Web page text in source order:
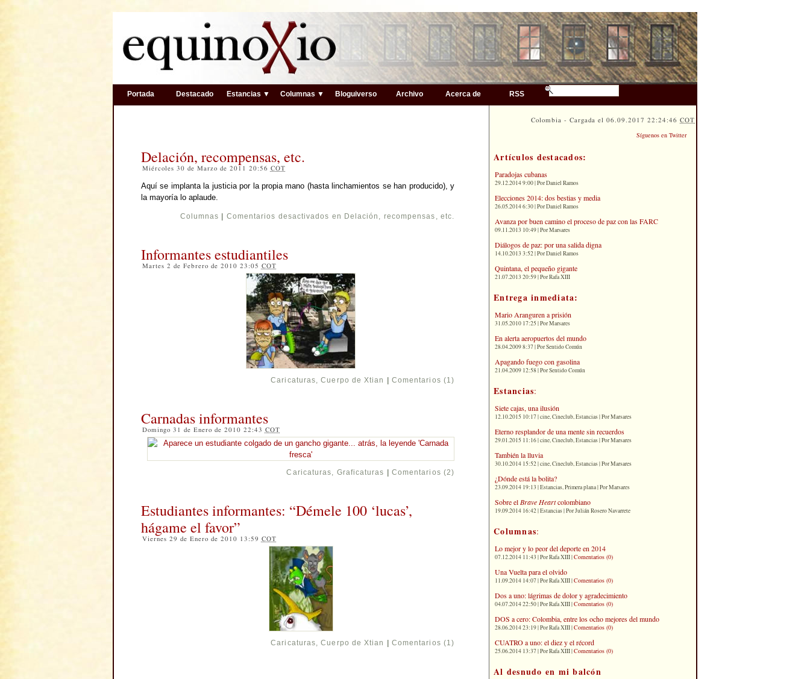
Portada Destacado Estancias ▼ Columnas ▼ Bloguiverso Archivo Acerca de RSS
Colombia - Cargada el 06.09.2017 22:24:46COT
Delación, recompensas, etc.
Miércoles 30 de Marzo de 2011 20:56 COT
Aquí se implanta la justicia por la propia mano (hasta linchamientos se han producido), y
la mayoría lo aplaude.
Columnas Comentarios desactivados en Delación, recompensas, etc.
Informantes estudiantiles
Martes 2 de Febrero de 2010 23:05 COT
Caricaturas,Cuerpo de Xtian Comentarios (1)
Carnadas informantes
Domingo 31 de Enero de 2010 22:43 COT
Caricaturas, Graficaturas Comentarios (2)
Estudiantes informantes: “Démele 100 ‘lucas’,
hágame el favor”
Viernes 29 de Enero de 2010 13:59 COT
Caricaturas,Cuerpo de Xtian Comentarios (1)
Síguenos en Twitter
Artículos destacados:
Paradojas cubanas
29.12.2014 9:00 | Por Daniel Ramos
Elecciones 2014: dos bestias y media
26.05.2014 6:30 | Por Daniel Ramos
Avanza por buen camino el proceso de paz con las FARC
09.11.2013 10:49 | Por Marsares
Diálogos de paz: por una salida digna
14.10.2013 3:52 | Por Daniel Ramos
Quintana, el pequeño gigante
21.07.2013 20:59 | Por Rafa XIII
Entrega inmediata:
Mario Aranguren a prisión
31.05.2010 17:25 | Por Marsares
En alerta aeropuertos del mundo
28.04.2009 8:37 | Por Sentido Común
Apagando fuego con gasolina
21.04.2009 12:58 | Por Sentido Común
Estancias:
Siete cajas, una ilusión
12.10.2015 10:17 | cine, Cineclub, Estancias | Por Marsares
Eterno resplandor de una mente sin recuerdos
29.01.2015 11:16 | cine, Cineclub, Estancias | Por Marsares
También la lluvia
30.10.2014 15:52 | cine, Cineclub, Estancias | Por Marsares
¿Dónde está la bolita?
23.09.2014 19:13 | Estancias, Primera plana | Por Marsares
Sobre el Brave Heartcolombiano
19.09.2014 16:42 | Estancias | Por Julián Rosero Navarrete
Columnas:
Lo mejor y lo peor del deporte en 2014
07.12.2014 11:43 | Por Rafa XIII |Comentarios (0)
Una Vuelta para el olvido
11.09.2014 14:07 | Por Rafa XIII |Comentarios (0)
Dos a uno: lágrimas de dolor y agradecimiento
04.07.2014 22:50 | Por Rafa XIII |Comentarios (0)
DOS a cero: Colombia, entre los ocho mejores del mundo
28.06.2014 23:19 | Por Rafa XIII |Comentarios (0)
CUATRO a uno: el diez y el récord
25.06.2014 13:37 | Por Rafa XIII |Comentarios (0)
Al desnudo en mi balcón